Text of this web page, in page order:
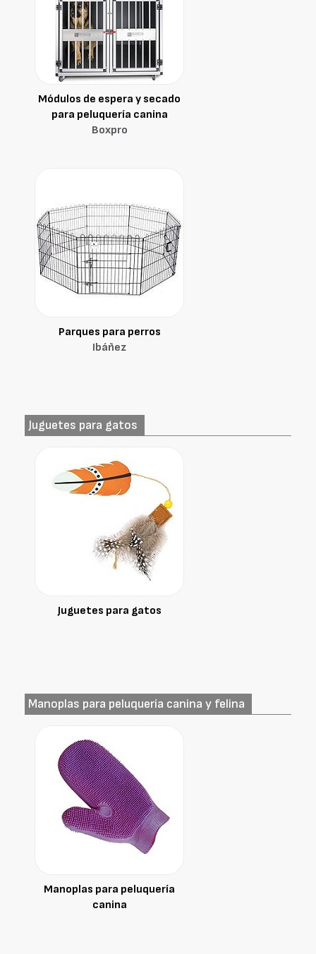
Módulos de espera y secado
para peluquería canina
Boxpro
Parques para perros
Ibáñez
Juguetes para gatos
Juguetes para gatos
Manoplas para peluquería canina y felina
Manoplas para peluquería
canina